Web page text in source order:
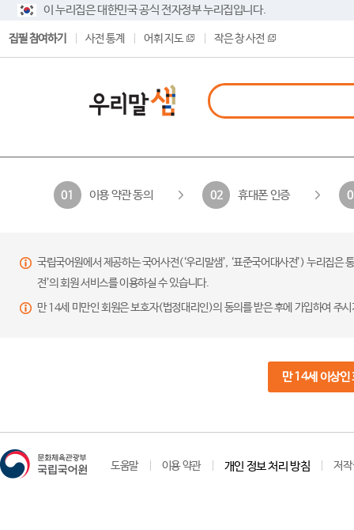
이 누리집은 대한민국 공식 전자정부 누리집입니다.
집필 참여하기 사전 통계 어휘 지도 작은 창 사전
01 이용 약관 동의 02 휴대폰 인증
국립국어원에서 제공하는 국어사전(‘우리말샘’, ‘표준국어대사전’) 누리집
전’의 회원 서비스를 이용하실 수 있습니다.
만 14세 미만인 회원은 보호자(법정대리인)의 동의를 받은 후에 가입하여 주
만 14세 이상인
도움말 이용 약관 개인 정보 처리 방침 저